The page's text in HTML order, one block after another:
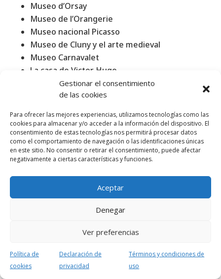
Gestionar el consentimiento
de las cookies
Para ofrecer las mejores experiencias, utilizamos tecnologías como las
cookies para almacenar y/o acceder a la información del dispositivo. El
consentimiento de estas tecnologías nos permitirá procesar datos
como el comportamiento de navegación o las identificaciones únicas
en este sitio. No consentir o retirar el consentimiento, puede afectar
negativamente a ciertas características y funciones.
Aceptar
Denegar
Ver preferencias
Política de
cookies
Declaración de
privacidad
Términos y condiciones de
uso
Museo d’Orsay
Museo de l’Orangerie
Museo nacional Picasso
Museo de Cluny y el arte medieval
Museo Carnavalet
La casa de Victor Hugo
El Petit Palais
de junio así que anota bien la fecha.
⚠️ Recuerda que para acceder es probable
que necesites reservar una entrada gratuita.
Te recomendamos visitar la página oficial de
los lugares que te interesan para obtener
Puedes también descubrir otros